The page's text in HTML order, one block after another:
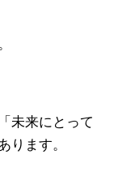
未来にとって
ります。